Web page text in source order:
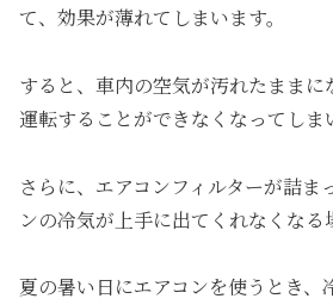
て、効果が薄れてしまいます。
すると、車内の空気が汚れたまま
運転することができなくなってしま
さらに、エアコンフィルターが詰ま
ンの冷気が上手に出てくれなくなる
夏の暑い日にエアコンを使うとき、